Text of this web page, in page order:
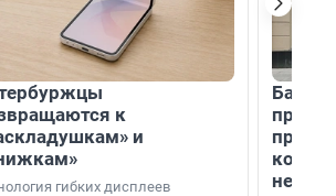
к
и
гибких дисплеев
Банк